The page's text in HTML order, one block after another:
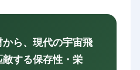
ら、現代の宇宙飛
する保存性・栄